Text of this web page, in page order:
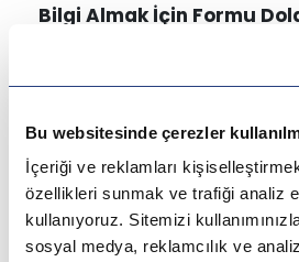
Bu websitesinde çerezler
İçeriği ve reklamları
özellikleri sunmak ve trafiği analiz
kullanıyoruz. Sitemizi
sosyal medya, reklamcılık ve
Bilgi Almak İçin Formu